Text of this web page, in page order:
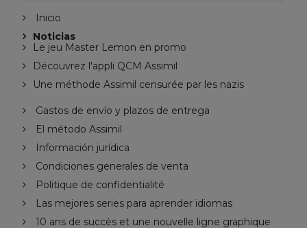
Inicio
Noticias
Le jeu Master Lemon en promo
Découvrez l'appli QCM Assimil
Une méthode Assimil censurée par les nazis
Gastos de envío y plazos de entrega
El método Assimil
Información jurídica
Condiciones generales de venta
Politique de confidentialité
Las mejores series para aprender idiomas
10 ans de succès et une nouvelle ligne graphique